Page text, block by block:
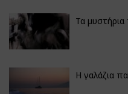
Τα
Η γαλάζια